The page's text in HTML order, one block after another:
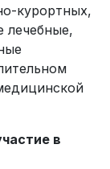
курортных,
лечебные,
в